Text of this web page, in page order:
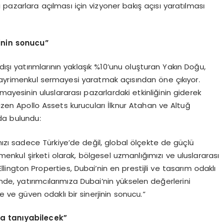
açılması için vizyoner bakış açısı yaratılması
sonucu”
yatırımlarının yaklaşık %10’unu oluşturan Yakın Doğu,
sermayesi yaratmak açısından öne çıkıyor.
uluslararası pazarlardaki etkinliğinin giderek
Apollo Assets kurucuları İlknur Atahan ve Altuğ
bulundu:
sadece Türkiye’de değil, global ölçekte de güçlü
şirketi olarak, bölgesel uzmanlığımızı ve uluslararası
Ellington Properties, Dubai’nin en prestijli ve tasarım odaklı
yatırımcılarımıza Dubai’nin yükselen değerlerini
güven odaklı bir sinerjinin sonucu.”
tanıyabilecek”